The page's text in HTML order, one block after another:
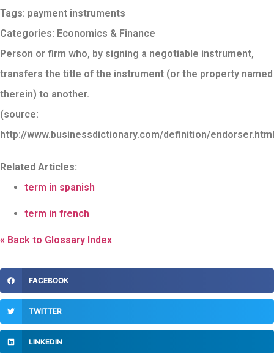
Tags: payment instruments
Categories: Economics & Finance
Person or firm who, by signing a negotiable instrument,
transfers the title of the instrument (or the property named
therein) to another.
(source:
http://www.businessdictionary.com/definition/
Related Articles:
term in spanish
term in french
« Back to Glossary Index
FACEBOOK
TWITTER
LINKEDIN